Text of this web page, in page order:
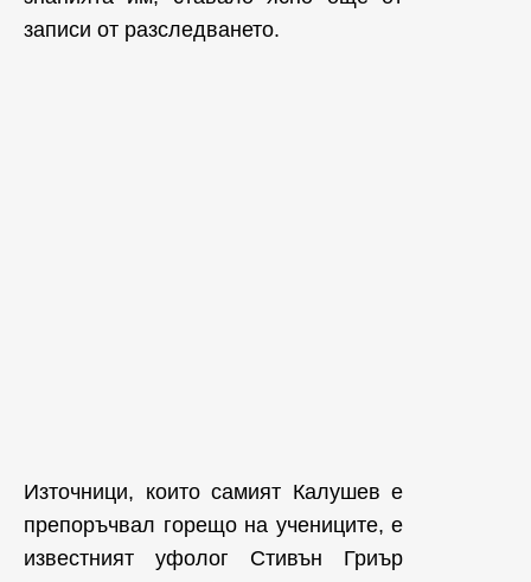
записи от разследването.
Източници, които самият Калушев е
препоръчвал горещо на учениците, е
известният уфолог Стивън Гриър